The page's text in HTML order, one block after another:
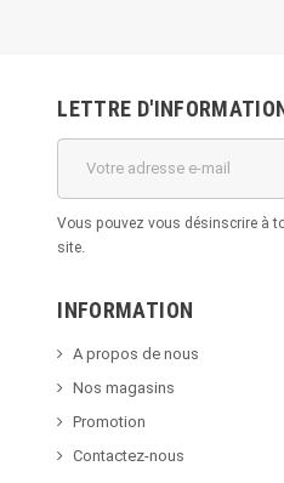
LETTRE
Vous pouvez vous désinscrire à
site.
INFORMATION
A propos de nous
Nos magasins
Promotion
Contactez-nous